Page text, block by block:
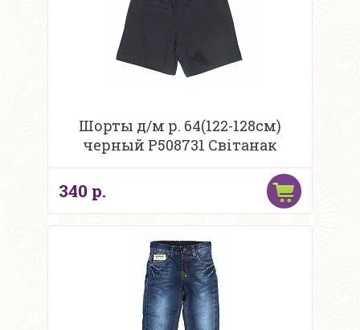
Шорты д/м р. 64(122-128см)
черный Р508731 Свiтанак
340 р.